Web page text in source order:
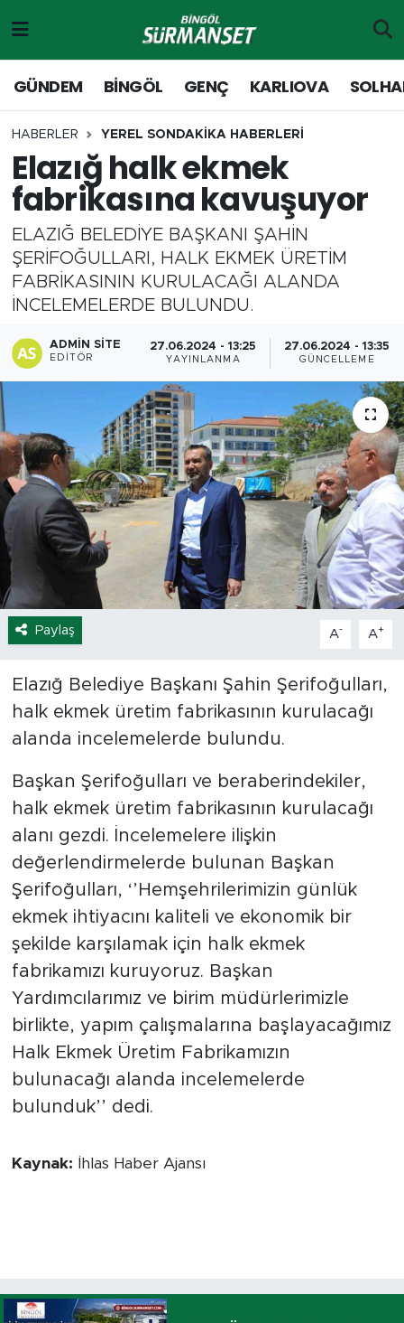
GÜNDEM BİNGÖL GENÇ KARLIOVA
HABERLER YEREL SONDAKİKA HABERLERİ
Elazığ halk ekmek
fabrikasına kavuşuyor
ELAZIĞ BELEDİYE BAŞKANI ŞAHİN
ŞERİFOĞULLARI, HALK EKMEK ÜRETİM
FABRİKASININ KURULACAĞI ALANDA
İNCELEMELERDE BULUNDU.
ADMIN SITE
EDITÖR
27.06.2024 - 13:25
YAYINLANMA
27.06.2024 - 13:35
GÜNCELLEME
Paylaş A- A+
Elazığ Belediye Başkanı Şahin Şerifoğulları,
halk ekmek üretim fabrikasının kurulacağı
alanda incelemelerde bulundu.
Başkan Şerifoğulları ve beraberindekiler,
halk ekmek üretim fabrikasının kurulacağı
alanı gezdi. İncelemelere ilişkin
değerlendirmelerde bulunan Başkan
Şerifoğulları, ‘’Hemşehrilerimizin günlük
ekmek ihtiyacını kaliteli ve ekonomik bir
şekilde karşılamak için halk ekmek
fabrikamızı kuruyoruz. Başkan
Yardımcılarımız ve birim müdürlerimizle
birlikte, yapım çalışmalarına başlayacağımız
Halk Ekmek Üretim Fabrikamızın
bulunacağı alanda incelemelerde
bulunduk’’ dedi.
Kaynak: İhlas Haber Ajansı
Genç
Solhan
Karlıova
Adaklı-Kiğı
Yayladere-Yedisu
MD Prestij Dergisi
Spor
Yaşam
Sağlık
Eğitim
Ekonomi
Tavz Der
Merkez Hava Durumu
Merkez Trafik Yoğunluk Haritası
Süper Lig Puan Durumu ve Fikstür
Tüm Manşetler
Son Dakika Haberleri
Haber Arşivi